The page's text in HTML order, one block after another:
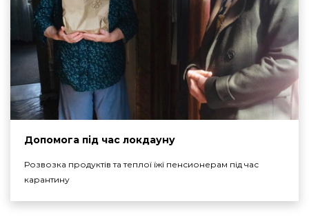
Допомога під час локдауну
Розвозка продуктів та теплої їжї пенсионерам під час
карантину